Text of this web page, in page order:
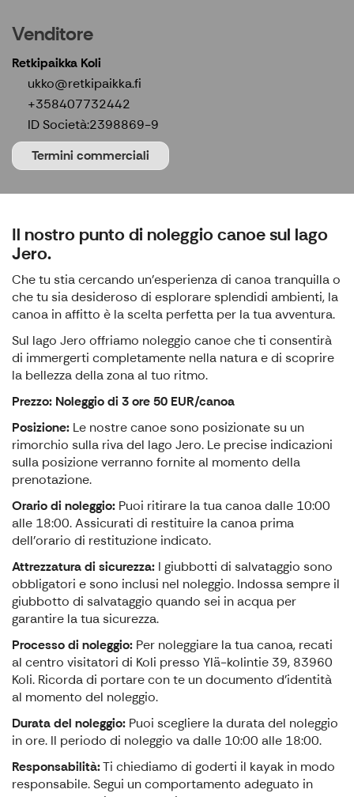
Venditore
Retkipaikka Koli
ukko@retkipaikka.fi
+358407732442
ID Società:2398869-9
Termini commerciali
Il nostro punto di noleggio canoe sul lago
Jero.
Che tu stia cercando un'esperienza di canoa tranquilla o
che tu sia desideroso di esplorare splendidi ambienti, la
canoa in affitto è la scelta perfetta per la tua avventura.
Sul lago Jero offriamo noleggio canoe che ti consentirà
di immergerti completamente nella natura e di scoprire
la bellezza della zona al tuo ritmo.
Prezzo: Noleggio di 3 ore 50 EUR/canoa
Posizione: Le nostre canoe sono posizionate su un
rimorchio sulla riva del lago Jero. Le precise indicazioni
sulla posizione verranno fornite al momento della
prenotazione.
Orario di noleggio: Puoi ritirare la tua canoa dalle 10:00
alle 18:00. Assicurati di restituire la canoa prima
dell'orario di restituzione indicato.
Attrezzatura di sicurezza: I giubbotti di salvataggio sono
obbligatori e sono inclusi nel noleggio. Indossa sempre il
giubbotto di salvataggio quando sei in acqua per
garantire la tua sicurezza.
Processo di noleggio: Per noleggiare la tua canoa, recati
al centro visitatori di Koli presso Ylä-kolintie 39, 83960
Koli. Ricorda di portare con te un documento d'identità
al momento del noleggio.
Durata del noleggio: Puoi scegliere la durata del noleggio
in ore. Il periodo di noleggio va dalle 10:00 alle 18:00.
Responsabilità:Ti chiediamo di goderti il kayak in modo
responsabile. Segui un comportamento adeguato in